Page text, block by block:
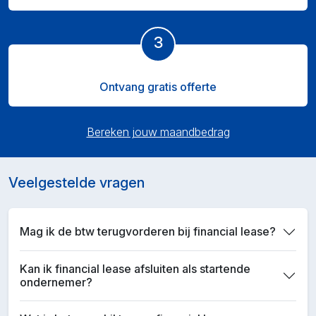
3
Ontvang gratis offerte
Bereken jouw maandbedrag
Veelgestelde vragen
Mag ik de btw terugvorderen bij financial lease?
Kan ik financial lease afsluiten als startende
ondernemer?